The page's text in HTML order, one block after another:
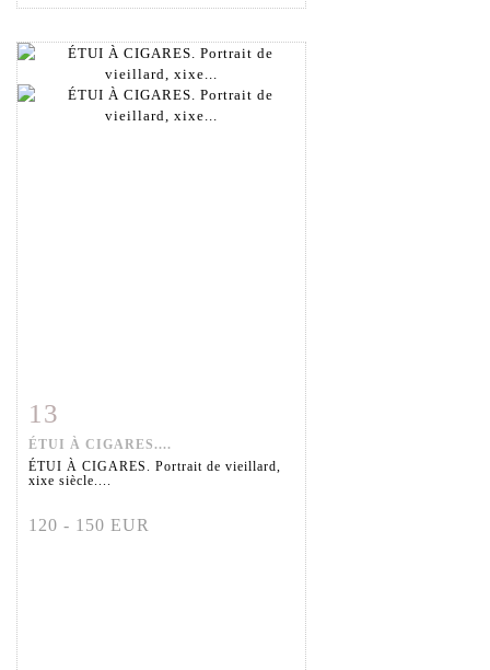
Fiche détaillée
13
ÉTUI À CIGARES....
ÉTUI À CIGARES. Portrait de vieillard,
xixe siècle....
120 - 150 EUR